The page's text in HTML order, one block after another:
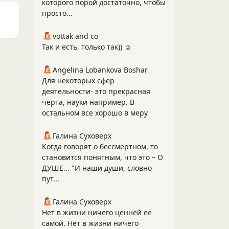
которого порой достаточно, чтобы
просто...
vottak and co
Так и есть, только так)) ☺️
Angelina Lobankova Boshar
Для некоторых сфер
деятельности- это прекрасная
черта, науки например. В
остальном все хорошо в меру
Галина Суховерх
Когда говорят о бессмертном, то
становится понятным, что это – О
ДУШЕ... "И наши души, словно
пут...
Галина Суховерх
Нет в жизни ничего ценней её
самой. Нет в жизни ничего